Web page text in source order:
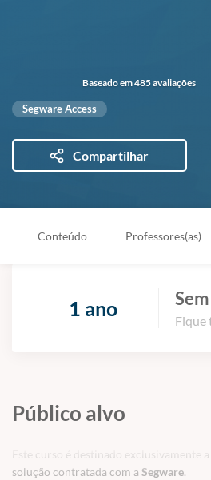
Baseado em 485 avaliações
Segware Access
Compartilhar
Conteúdo Professores(as)
1 ano
Fique
Público alvo
Este curso é destinado exclusivamente a
solução contratada com a Segware.